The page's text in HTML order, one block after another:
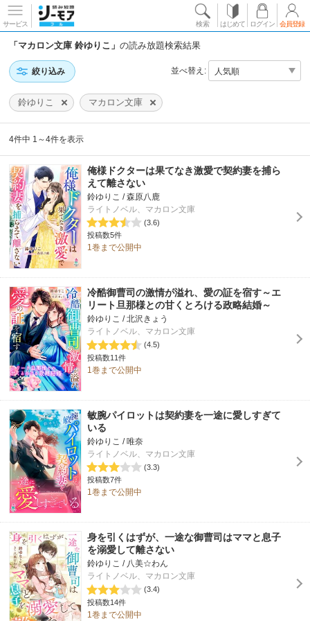
サービス 検索 はじめて ログイン 会員登録
「マカロン文庫 鈴ゆりこ」の読み放題検索結果
絞り込み 並べ替え:
鈴ゆりこ マカロン文庫
4件中 1～4件を表示
俺様ドクターは果てなき激愛で契約妻を捕ら
えて離さない
鈴ゆりこ / 森原八鹿
ライトノベル、マカロン文庫
(3.6)
投稿数5件
1巻まで公開中
冷酷御曹司の激情が溢れ、愛の証を宿す～エ
リート旦那様との甘くとろける政略結婚～
鈴ゆりこ / 北沢きょう
ライトノベル、マカロン文庫
(4.5)
投稿数11件
1巻まで公開中
敏腕パイロットは契約妻を一途に愛しすぎて
いる
鈴ゆりこ / 唯奈
ライトノベル、マカロン文庫
(3.3)
投稿数7件
1巻まで公開中
身を引くはずが、一途な御曹司はママと息子
を溺愛して離さない
鈴ゆりこ / 八美☆わん
ライトノベル、マカロン文庫
(3.4)
投稿数14件
1巻まで公開中